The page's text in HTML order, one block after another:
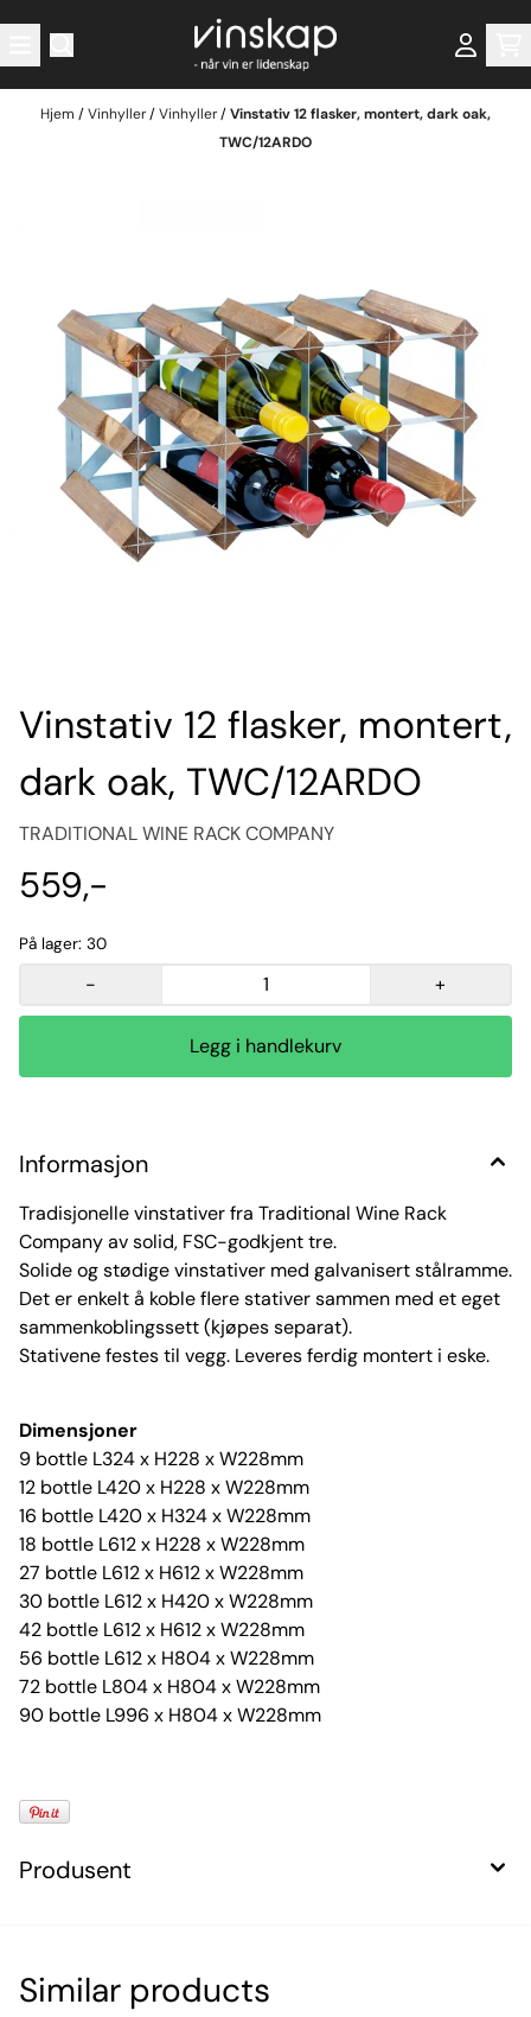
Hopp til innhold
Hjem /Vinhyller/Vinhyller/Vinstativ 12 flasker, montert, dark oak,
TWC/12ARDO
Vinstativ 12 flasker, montert,
dark oak, TWC/12ARDO
TRADITIONAL WINE RACK COMPANY
559,-
På lager: 30
- +
Informasjon
Tradisjonelle vinstativer fra Traditional Wine Rack
Company av solid, FSC-godkjent tre.
Solide og stødige vinstativer med galvanisert stålramme.
Det er enkelt å koble flere stativer sammen med et eget
sammenkoblingssett (kjøpes separat).
Stativene festes til vegg. Leveres ferdig montert i eske.
Dimensjoner
9 bottle L324 x H228 x W228mm
12 bottle L420 x H228 x W228mm
16 bottle L420 x H324 x W228mm
18 bottle L612 x H228 x W228mm
27 bottle L612 x H612 x W228mm
30 bottle L612 x H420 x W228mm
42 bottle L612 x H612 x W228mm
56 bottle L612 x H804 x W228mm
72 bottle L804 x H804 x W228mm
90 bottle L996 x H804 x W228mm
Produsent
Similar products